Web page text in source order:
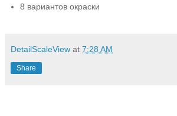
8 вариантов окраски
DetailScaleView at 7:28 AM
Share